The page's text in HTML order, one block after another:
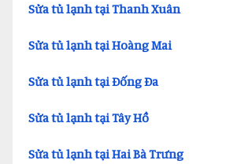
Sửa tủ lạnh tại Thanh Xuân
Sửa tủ lạnh tại Hoàng Mai
Sửa tủ lạnh tại Đống Đa
Sửa tủ lạnh tại Tây Hồ
Sửa tủ lạnh tại Hai Bà Trưng